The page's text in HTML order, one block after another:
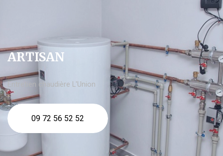
ARTISAN
Entretien chaudière L'Union
09 72 56 52 52